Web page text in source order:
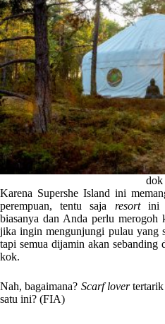
dok
Karena Supershe Island ini
perempuan, tentu saja resortini
biasanya dan Anda perlu merogoh
jika ingin mengunjungi pulau yang
tapi semua dijamin akan sebanding
kok.
Nah, bagaimana? Scarf lovertertarik
satu ini? (FIA)